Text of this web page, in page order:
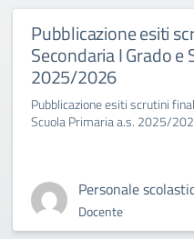
Pubblicazione esiti
Secondaria I Grado e
2025/2026
Pubblicazione esiti scrutini
Scuola Primaria a.s. 2025/
Personale
Docente